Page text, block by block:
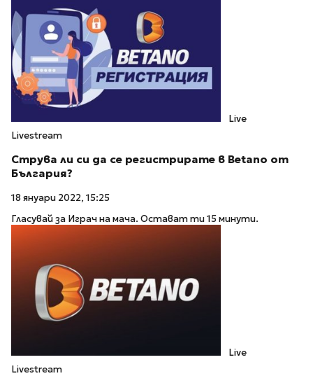
Live
Livestream
Струва ли си да се регистрирате в Betano от
България?
18 януари 2022, 15:25
Гласувай за Играч на мача. Остават ти 15 минути.
Live
Livestream